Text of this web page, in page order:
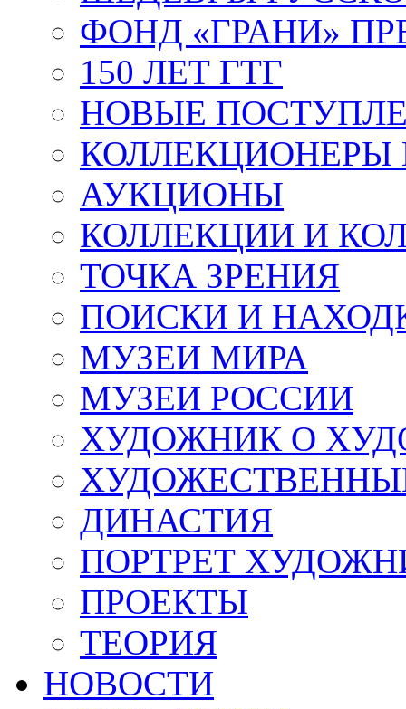
ФОНД «ГРАНИ»
150 ЛЕТ ГТГ
НОВЫЕ
АУКЦИОНЫ
КОЛЛЕКЦИИ И
ТОЧКА ЗРЕНИЯ
ПОИСКИ И
МУЗЕИ МИРА
МУЗЕИ РОССИИ
ХУДОЖНИК О
ДИНАСТИЯ
ПОРТРЕТ
ПРОЕКТЫ
ТЕОРИЯ
НОВОСТИ